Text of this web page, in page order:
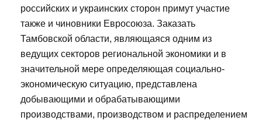
российских и украинских сторон примут участие
также и чиновники Евросоюза. Заказать
Тамбовской области, являющаяся одним из
ведущих секторов региональной экономики и в
значительной мере определяющая социально-
экономическую ситуацию, представлена
добывающими и обрабатывающими
производствами, производством и распределением